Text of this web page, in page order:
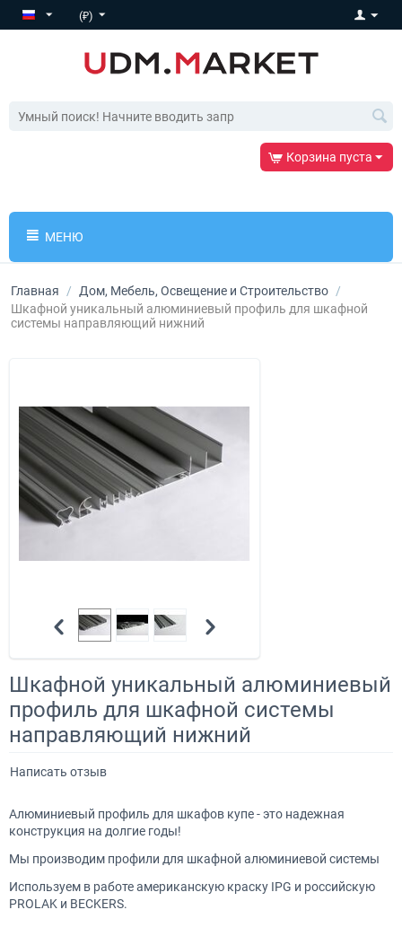
(₽)
Корзина пуста
МЕНЮ
Главная / Дом, Мебель, Освещение и Строительство /
Шкафной уникальный алюминиевый профиль для шкафной
системы направляющий нижний
Шкафной уникальный алюминиевый
профиль для шкафной системы
направляющий нижний
Написать отзыв
Алюминиевый профиль для шкафов купе - это надежная
конструкция на долгие годы!
Мы производим профили для шкафной алюминиевой системы
Используем в работе американскую краску IPG и российскую
PROLAK и BECKERS.